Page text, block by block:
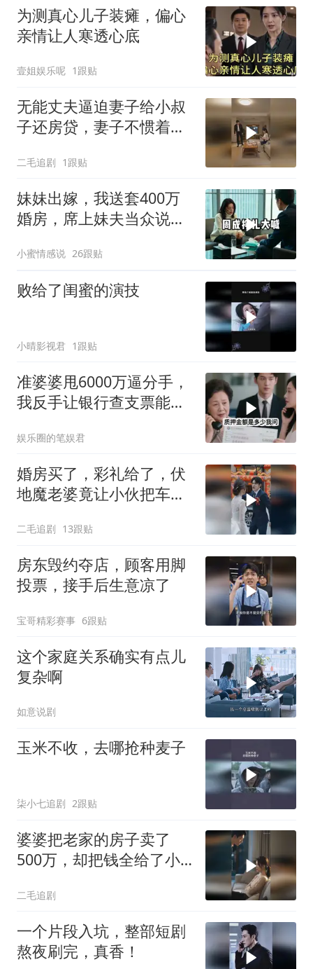
为测真心儿子装瘫，偏心
亲情让人寒透心底
壹姐娱乐呢 1跟贴
无能丈夫逼迫妻子给小叔
子还房贷，妻子不惯着他
二毛追剧 1跟贴
妹妹出嫁，我送套400万
婚房，席上妹夫当众说：
小蜜情感说 26跟贴
败给了闺蜜的演技
小晴影视君 1跟贴
准婆婆甩6000万逼分手，
我反手让银行查支票能否
娱乐圈的笔娱君
婚房买了，彩礼给了，伏
地魔老婆竟让小伙把车送
二毛追剧 13跟贴
房东毁约夺店，顾客用脚
投票，接手后生意凉了
宝哥精彩赛事 6跟贴
这个家庭关系确实有点儿
复杂啊
如意说剧
玉米不收，去哪抢种麦子
柒小七追剧 2跟贴
婆婆把老家的房子卖了
500万，却把钱全给了小
二毛追剧
一个片段入坑，整部短剧
熬夜刷完，真香！